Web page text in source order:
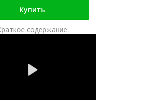
Купить
содержание: